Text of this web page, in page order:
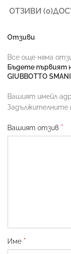
ОТЗИВИ (0)
Отзиви
Все още няма
Бъдете първият
GIUBBOTTO
Вашият имейл
Задължителните
Вашият отзив *
Име *